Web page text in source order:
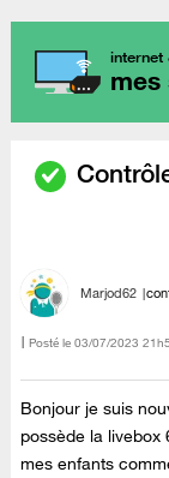
internet
mes
Marjod62
Posté le ‎03/07/2023
Bonjour je suis
possède la
mes enfants